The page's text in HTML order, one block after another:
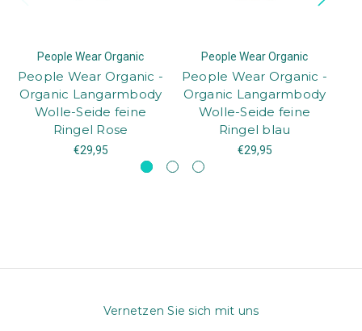
People Wear Organic
People Wear Organic -
Organic Langarmbody
Wolle-Seide feine
Ringel Rose
€29,95
People Wear Organic
People Wear Organic -
Organic Langarmbody
Wolle-Seide feine
Ringel blau
€29,95
Vernetzen Sie sich mit uns